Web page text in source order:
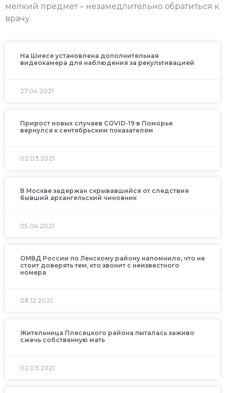
мелкий предмет – незамедлительно обратиться к
врачу.
На Шиесе установлена дополнительная
видеокамера для наблюдения за рекультивацией
27.04.2021
Прирост новых случаев COVID-19 в Поморье
вернулся к сентябрьским показателям
02.03.2021
В Москве задержан скрывавшийся от следствия
бывший архангельский чиновник
05.04.2021
ОМВД России по Ленскому району напомнило, что не
стоит доверять тем, кто звонит с неизвестного
номера
08.12.2021
Жительница Плесецкого района пыталась заживо
сжечь собственную мать
02.03.2021